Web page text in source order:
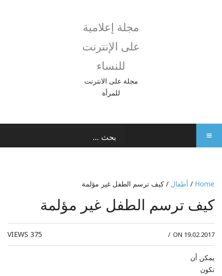
مجلة إعلامية
على الإنترنت
للنساء
مجلة على الانترنت
للمرأة
Home
/ أطفال / كيف ترسم الطفل غير مؤلمة
كيف ترسم الطفل غير مؤلمة
ON 19.02.2017
/
375
VIEWS
يمكن أن
تكون